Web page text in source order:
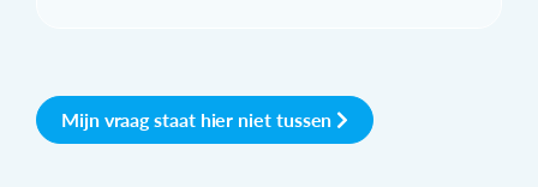
Mijn vraag staat hier niet tussen